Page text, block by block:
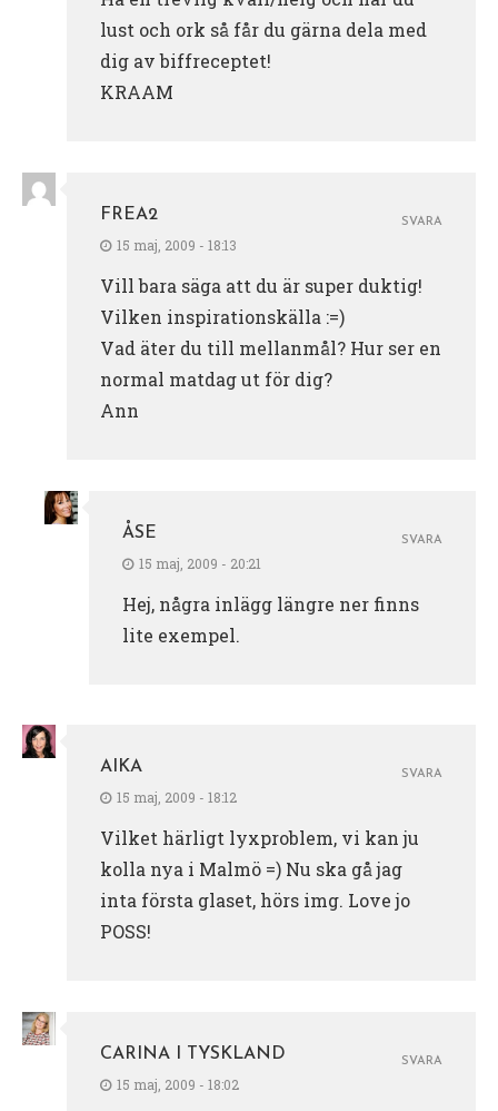
lust och ork så får du gärna dela med
dig av biffreceptet!
KRAAM
FREA2
15 maj, 2009 - 18:13
Vill bara säga att du är super duktig!
Vilken inspirationskälla :=)
Vad äter du till mellanmål? Hur ser en
normal matdag ut för dig?
Ann
SVARA
ÅSE
15 maj, 2009 - 20:21
Hej, några inlägg längre ner finns
lite exempel.
SVARA
AIKA
15 maj, 2009 - 18:12
Vilket härligt lyxproblem, vi kan ju
kolla nya i Malmö =) Nu ska gå jag
inta första glaset, hörs img. Love jo
POSS!
SVARA
CARINA I TYSKLAND
15 maj, 2009 - 18:02
SVARA